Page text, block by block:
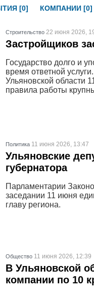
[0] КОМПАНИИ [0]
Строительство 22 июня 2026,
Застройщиков
Государство долго и
время ответной
Ульяновской области
правила работы
Политика 11 июня 2026, 13:47
Ульяновские
губернатора
Парламентарии
заседании 11 июня
главу региона.
Общество 11 июня 2026, 12:39
В Ульяновской
компании по 10